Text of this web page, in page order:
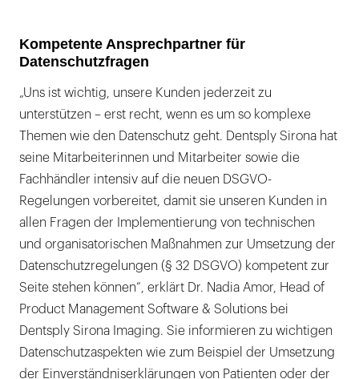
Kompetente Ansprechpartner für
Datenschutzfragen
„Uns ist wichtig, unsere Kunden jederzeit zu
unterstützen – erst recht, wenn es um so komplexe
Themen wie den Datenschutz geht. Dentsply Sirona hat
seine Mitarbeiterinnen und Mitarbeiter sowie die
Fachhändler intensiv auf die neuen DSGVO-
Regelungen vorbereitet, damit sie unseren Kunden in
allen Fragen der Implementierung von technischen
und organisatorischen Maßnahmen zur Umsetzung der
Datenschutzregelungen (§ 32 DSGVO) kompetent zur
Seite stehen können“, erklärt Dr. Nadia Amor, Head of
Product Management Software & Solutions bei
Dentsply Sirona Imaging. Sie informieren zu wichtigen
Datenschutzaspekten wie zum Beispiel der Umsetzung
der Einverständniserklärungen von Patienten oder der